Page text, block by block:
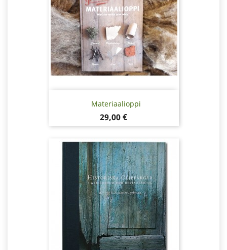
Materiaalioppi
Pris
29,00 €